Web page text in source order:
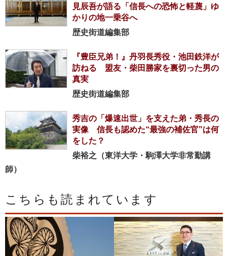
見辰吾が語る「信長への恐怖と軽蔑」ゆ
かりの地一乗谷へ
歴史街道編集部
『豊臣兄弟！』丹羽長秀役・池田鉄洋が
訪ねる 盟友・柴田勝家を裏切った男の
真実
歴史街道編集部
秀吉の「爆速出世」を支えた弟・秀長の
実像 信長も認めた“最強の補佐官”は何
をした？
柴裕之（東洋大学・駒澤大学非常勤講
師）
こちらも読まれています